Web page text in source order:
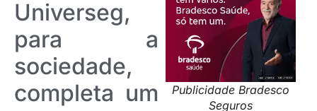
Publicidade Bradesco
Seguros
Universeg,
para a
sociedade,
completa um